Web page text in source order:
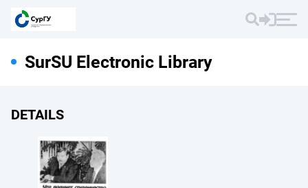
SurSU Electronic Library
DETAILS